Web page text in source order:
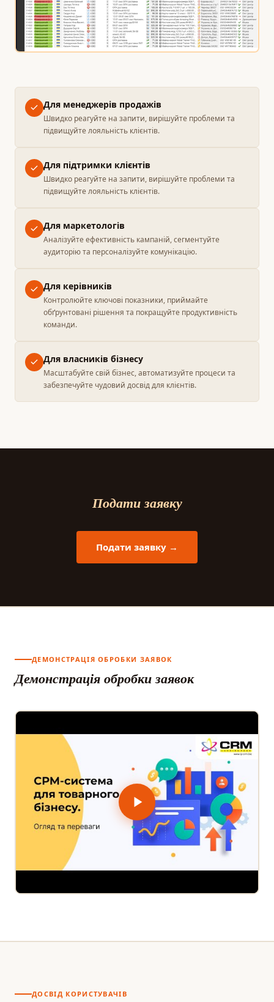
Для менеджерів продажів
Швидко реагуйте на запити, вирішуйте проблеми та
підвищуйте лояльність клієнтів.
Для підтримки клієнтів
Швидко реагуйте на запити, вирішуйте проблеми та
підвищуйте лояльність клієнтів.
Для маркетологів
Аналізуйте ефективність кампаній, сегментуйте
аудиторію та персоналізуйте комунікацію.
Для керівників
Контролюйте ключові показники, приймайте
обґрунтовані рішення та покращуйте продуктивність
команди.
Для власників бізнесу
Масштабуйте свій бізнес, автоматизуйте процеси та
забезпечуйте чудовий досвід для клієнтів.
Подати заявку
Подати заявку →
ДЕМОНСТРАЦІЯ ОБРОБКИ ЗАЯВОК
Демонстрація обробки заявок
ДОСВІД КОРИСТУВАЧІВ